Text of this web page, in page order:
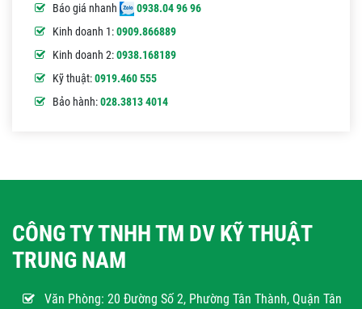
Báo giá nhanh
0938.04 96 96
Kinh doanh 1:0909.866889
Kinh doanh 2:0938.168189
Kỹ thuật:0919.460 555
Bảo hành:028.3813 4014
CÔNG TY TNHH TM DV KỸ THUẬT
TRUNG NAM
Văn Phòng: 20 Đường Số 2, Phường Tân Thành, Quận Tân